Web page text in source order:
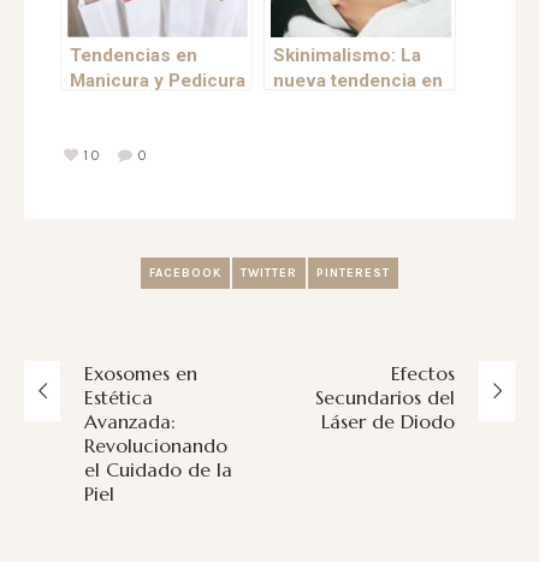
Tendencias en
Manicura y Pedicura
Skinimalismo: La
nueva tendencia en
10 0
FACEBOOK TWITTER PINTEREST
Exosomes en
Estética
Avanzada:
Revolucionando
el Cuidado de la
Piel
Efectos
Secundarios del
Láser de Diodo